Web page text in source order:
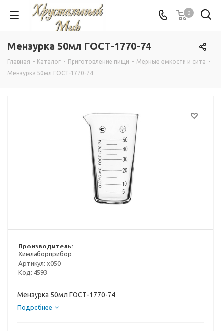
0
Мензурка 50мл ГОСТ-1770-74
Главная - Каталог - Приготовление пищи - Мерные емкости и сита -
Мензурка 50мл ГОСТ-1770-74
Производитель:
Химлаборприбор
Артикул: х050
Код: 4593
Мензурка 50мл ГОСТ-1770-74
Подробнее